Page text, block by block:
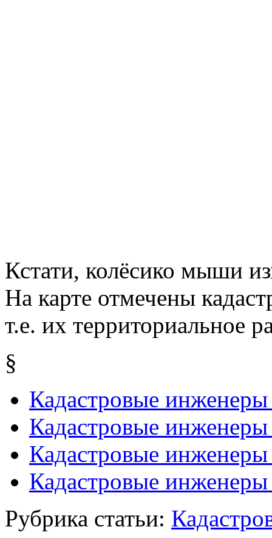
Кстати, колёсико мыши
На карте отмечены
т.е. их территориальное
§
Кадастровые
Кадастровые инженеры
Кадастровые
Кадастровые
Рубрика статьи: